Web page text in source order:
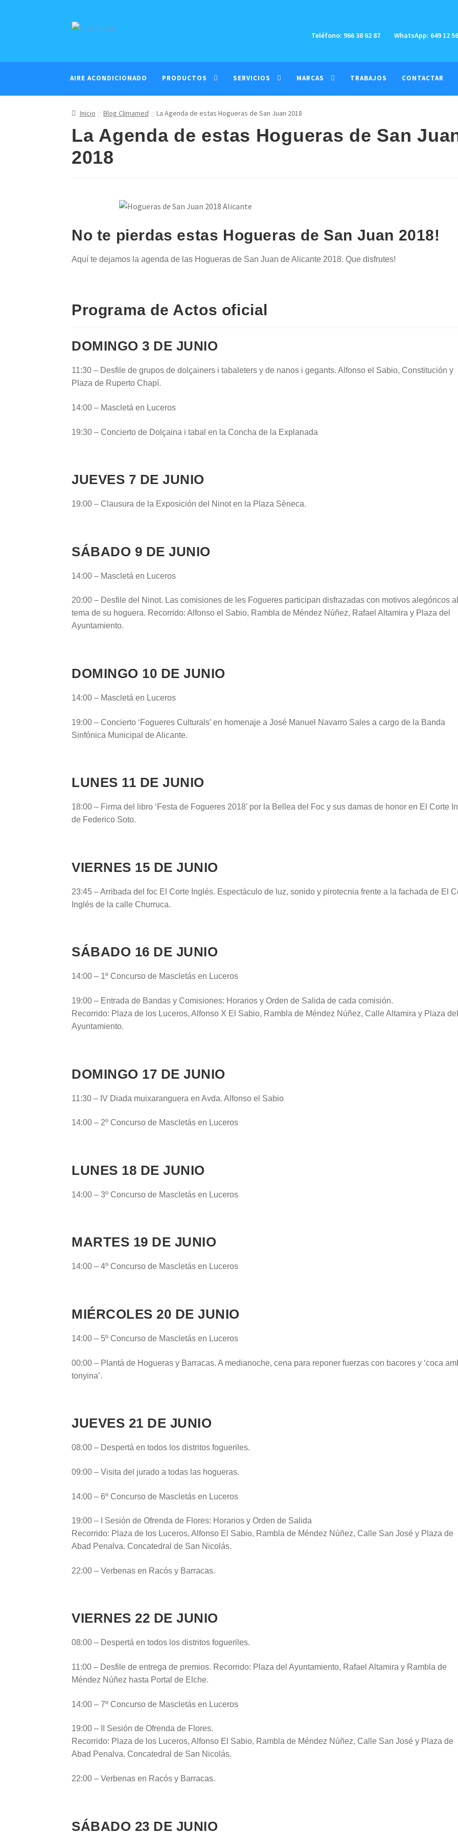
Ir
navegación
Ir
Teléfono: 966 38 62 87 WhatsApp: 649 12
AIRE ACONDICIONADO PRODUCTOS SERVICIOS MARCAS TRABAJOS CONTACTAR
Inicio Blog Climamed La Agenda de estas Hogueras de San Juan 2018
La Agenda de estas Hogueras de San
2018
No te pierdas estas Hogueras de San Juan 2018!
Aquí te dejamos la agenda de las Hogueras de San Juan de Alicante 2018. Que disfrutes!
Programa de Actos oficial
DOMINGO 3 DE JUNIO
11:30 – Desfile de grupos de dolçainers i tabaleters y de nanos i gegants. Alfonso el Sabio, Constitución y
Plaza de Ruperto Chapí.
14:00 – Mascletá en Luceros
19:30 – Concierto de Dolçaina i tabal en la Concha de la Explanada
JUEVES 7 DE JUNIO
19:00 – Clausura de la Exposición del Ninot en la Plaza Sèneca.
SÁBADO 9 DE JUNIO
14:00 – Mascletá en Luceros
20:00 – Desfile del Ninot. Las comisiones de les Fogueres participan disfrazadas con motivos alegóricos al
tema de su hoguera. Recorrido: Alfonso el Sabio, Rambla de Méndez Núñez, Rafael Altamira y Plaza del
Ayuntamiento.
DOMINGO 10 DE JUNIO
14:00 – Mascletá en Luceros
19:00 – Concierto ‘Fogueres Culturals’ en homenaje a José Manuel Navarro Sales a cargo de la Banda
Sinfónica Municipal de Alicante.
LUNES 11 DE JUNIO
18:00 – Firma del libro ‘Festa de Fogueres 2018’ por la Bellea del Foc y sus damas de honor en El Corte
de Federico Soto.
VIERNES 15 DE JUNIO
23:45 – Arribada del foc El Corte Inglés. Espectáculo de luz, sonido y pirotecnia frente a la fachada de El
Inglés de la calle Churruca.
SÁBADO 16 DE JUNIO
14:00 – 1º Concurso de Mascletás en Luceros
19:00 – Entrada de Bandas y Comisiones: Horarios y Orden de Salida de cada comisión.
Recorrido: Plaza de los Luceros, Alfonso X El Sabio, Rambla de Méndez Núñez, Calle Altamira y Plaza del
Ayuntamiento.
DOMINGO 17 DE JUNIO
11:30 – IV Diada muixaranguera en Avda. Alfonso el Sabio
14:00 – 2º Concurso de Mascletás en Luceros
LUNES 18 DE JUNIO
14:00 – 3º Concurso de Mascletás en Luceros
MARTES 19 DE JUNIO
14:00 – 4º Concurso de Mascletás en Luceros
MIÉRCOLES 20 DE JUNIO
14:00 – 5º Concurso de Mascletás en Luceros
00:00 – Plantá de Hogueras y Barracas. A medianoche, cena para reponer fuerzas con bacores y ‘coca
tonyina’.
JUEVES 21 DE JUNIO
08:00 – Despertá en todos los distritos fogueriles.
09:00 – Visita del jurado a todas las hogueras.
14:00 – 6º Concurso de Mascletás en Luceros
19:00 – I Sesión de Ofrenda de Flores: Horarios y Orden de Salida
Recorrido: Plaza de los Luceros, Alfonso El Sabio, Rambla de Méndez Núñez, Calle San José y Plaza de
Abad Penalva. Concatedral de San Nicolás.
22:00 – Verbenas en Racós y Barracas.
VIERNES 22 DE JUNIO
08:00 – Despertá en todos los distritos fogueriles.
11:00 – Desfile de entrega de premios. Recorrido: Plaza del Ayuntamiento, Rafael Altamira y Rambla de
Méndez Núñez hasta Portal de Elche.
14:00 – 7º Concurso de Mascletás en Luceros
19:00 – II Sesión de Ofrenda de Flores.
Recorrido: Plaza de los Luceros, Alfonso El Sabio, Rambla de Méndez Núñez, Calle San José y Plaza de
Abad Penalva. Concatedral de San Nicolás.
22:00 – Verbenas en Racós y Barracas.
SÁBADO 23 DE JUNIO